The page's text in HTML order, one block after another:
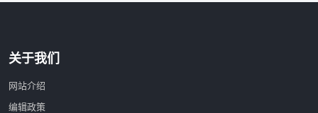
关于我们
网站介绍
编辑政策